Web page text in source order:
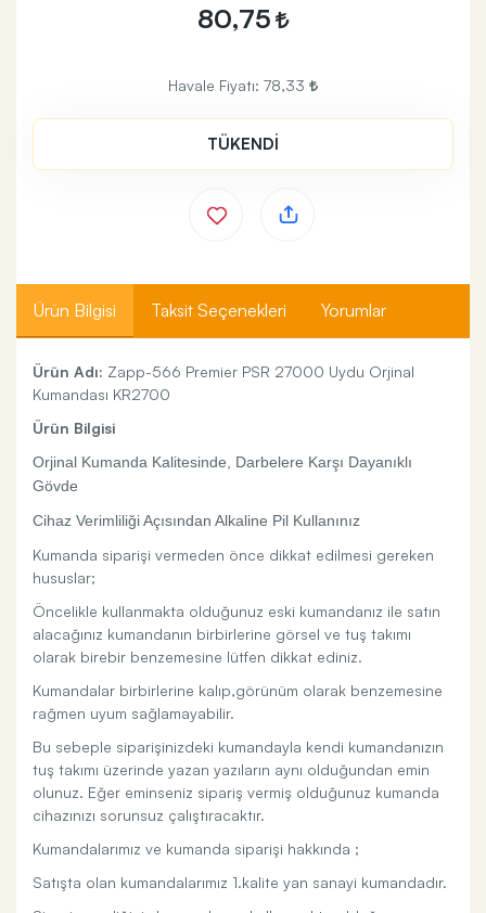
80,75
Havale Fiyatı: 78,33
TÜKENDİ
Ürün Bilgisi Taksit Seçenekleri Yorumlar
Ürün Adı: Zapp-566 Premier PSR 27000 Uydu Orjinal
Kumandası KR2700
Ürün Bilgisi
Orjinal Kumanda Kalitesinde, Darbelere Karşı Dayanıklı
Gövde
Cihaz Verimliliği Açısından Alkaline Pil Kullanınız
Kumanda siparişi vermeden önce dikkat edilmesi gereken
hususlar;
Öncelikle kullanmakta olduğunuz eski kumandanız ile satın
alacağınız kumandanın birbirlerine görsel ve tuş takımı
olarak birebir benzemesine lütfen dikkat ediniz.
Kumandalar birbirlerine kalıp,görünüm olarak benzemesine
rağmen uyum sağlamayabilir.
Bu sebeple siparişinizdeki kumandayla kendi kumandanızın
tuş takımı üzerinde yazan yazıların aynı olduğundan emin
olunuz. Eğer eminseniz sipariş vermiş olduğunuz kumanda
cihazınızı sorunsuz çalıştıracaktır.
Kumandalarımız ve kumanda siparişi hakkında ;
Satışta olan kumandalarımız 1.kalite yan sanayi kumandadır.